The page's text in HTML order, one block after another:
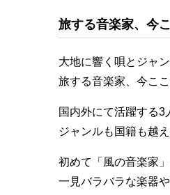
旅する音楽家、今
大地に響く唄とジャ
旅する音楽家、今こ
国内外にて活躍する3
ジャンルも国籍も越
初めて「風の音楽家
一見バラバラな楽器